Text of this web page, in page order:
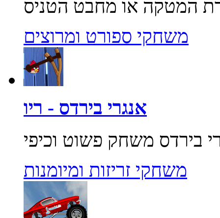
משחקי ספורט ומרוצים
אנגרי בירדס - ריו
משחקי זריזות ומיומנות